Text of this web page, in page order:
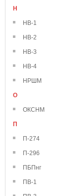
Н
НВ-1
НВ-2
НВ-3
НВ-4
НРШМ
О
ОКСНМ
П
П-274
П-296
ПБПнг
ПВ-1